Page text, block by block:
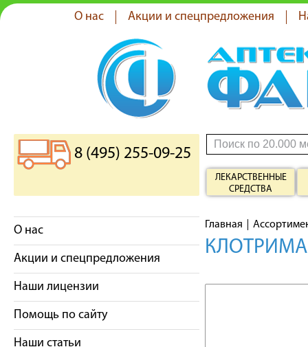
О нас Акции и спецпредложения
8 (495) 255-09-25
ЛЕКАРСТВЕННЫЕ
СРЕДСТВА
О нас
Акции и спецпредложения
Наши лицензии
Помощь по сайту
Наши статьи
Главная